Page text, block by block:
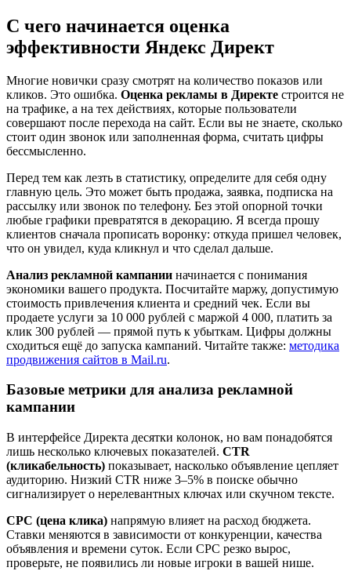
С чего начинается оценка
эффективности Яндекс Директ
Многие новички сразу смотрят на количество показов или
кликов. Это ошибка. Оценка рекламы в Директе строится не
на трафике, а на тех действиях, которые пользователи
совершают после перехода на сайт. Если вы не знаете, сколько
стоит один звонок или заполненная форма, считать цифры
бессмысленно.
Перед тем как лезть в статистику, определите для себя одну
главную цель. Это может быть продажа, заявка, подписка на
рассылку или звонок по телефону. Без этой опорной точки
любые графики превратятся в декорацию. Я всегда прошу
клиентов сначала прописать воронку: откуда пришел человек,
что он увидел, куда кликнул и что сделал дальше.
Анализ рекламной кампании начинается с понимания
экономики вашего продукта. Посчитайте маржу, допустимую
стоимость привлечения клиента и средний чек. Если вы
продаете услуги за 10 000 рублей с маржой 4 000, платить за
клик 300 рублей — прямой путь к убыткам. Цифры должны
сходиться ещё до запуска кампаний. Читайте также: методика
продвижения сайтов в Mail.ru.
Базовые метрики для анализа рекламной
кампании
В интерфейсе Директа десятки колонок, но вам понадобятся
лишь несколько ключевых показателей. CTR
(кликабельность) показывает, насколько объявление цепляет
аудиторию. Низкий CTR ниже 3–5% в поиске обычно
сигнализирует о нерелевантных ключах или скучном тексте.
CPC (цена клика) напрямую влияет на расход бюджета.
Ставки меняются в зависимости от конкуренции, качества
объявления и времени суток. Если CPC резко вырос,
проверьте, не появились ли новые игроки в вашей нише.